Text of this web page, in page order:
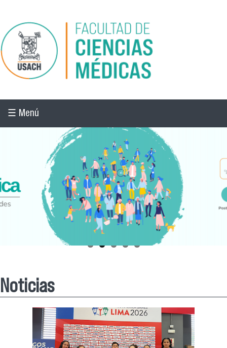
Pasar al contenido principal
☰ Menú
Noticias